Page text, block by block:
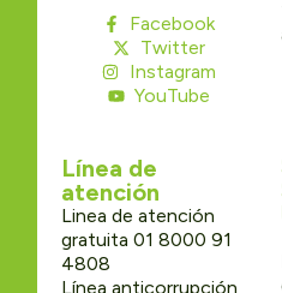
Facebook
Twitter
Instagram
YouTube
Línea de
atención
Linea de atención
gratuita 01 8000 91
4808
Línea anticorrupción